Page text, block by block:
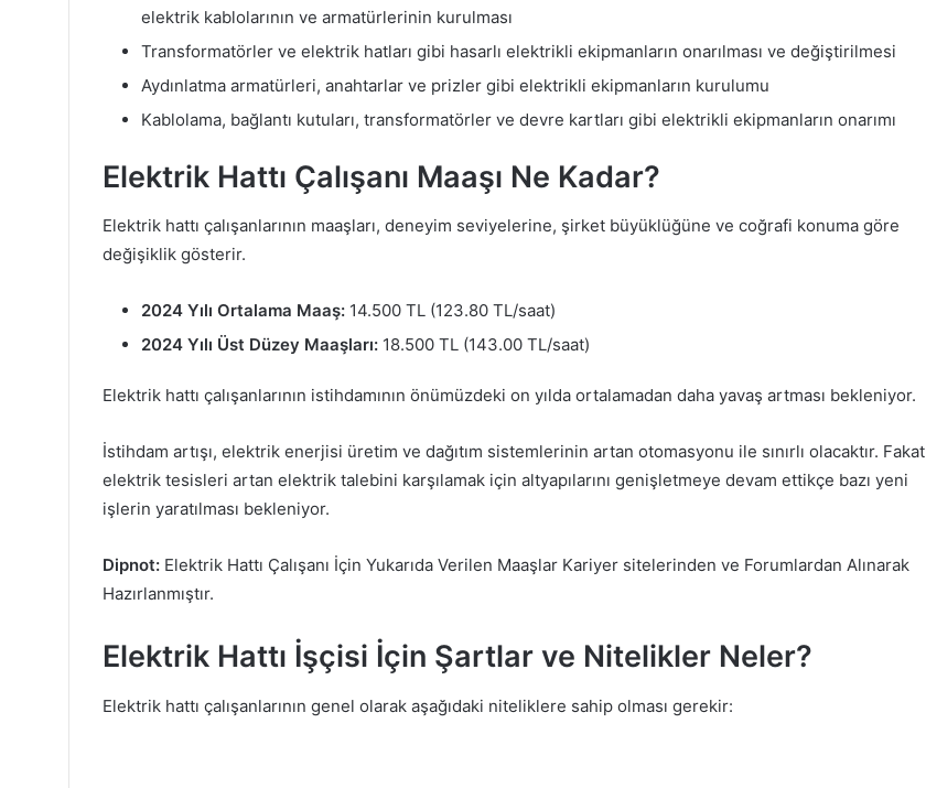
elektrik kablolarının ve armatürlerinin kurulması
Transformatörler ve elektrik hatları gibi hasarlı elektrikli ekipmanların onarılması ve değiştirilmesi
Aydınlatma armatürleri, anahtarlar ve prizler gibi elektrikli ekipmanların kurulumu
Kablolama, bağlantı kutuları, transformatörler ve devre kartları gibi elektrikli ekipmanların onarımı
Elektrik Hattı Çalışanı Maaşı Ne Kadar?
Elektrik hattı çalışanlarının maaşları, deneyim seviyelerine, şirket büyüklüğüne ve coğrafi konuma göre
değişiklik gösterir.
2024 Yılı Ortalama Maaş: 14.500 TL (123.80 TL/saat)
2024 Yılı Üst Düzey Maaşları: 18.500 TL (143.00 TL/saat)
Elektrik hattı çalışanlarının istihdamının önümüzdeki on yılda ortalamadan daha yavaş artması bekleniyor.
İstihdam artışı, elektrik enerjisi üretim ve dağıtım sistemlerinin artan otomasyonu ile sınırlı olacaktır. Fakat
elektrik tesisleri artan elektrik talebini karşılamak için altyapılarını genişletmeye devam ettikçe bazı yeni
işlerin yaratılması bekleniyor.
Dipnot: Elektrik Hattı Çalışanı İçin Yukarıda Verilen Maaşlar Kariyer sitelerinden ve Forumlardan Alınarak
Hazırlanmıştır.
Elektrik Hattı İşçisi İçin Şartlar ve Nitelikler Neler?
Elektrik hattı çalışanlarının genel olarak aşağıdaki niteliklere sahip olması gerekir: